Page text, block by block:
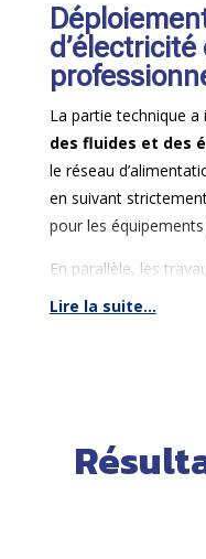
système de
place afin d’assurer
évacuation optimale
La partie technique a
des fluides et des
le réseau
en suivant
pour les
En parallèle, les
exécutés selon les
Lire la suite...